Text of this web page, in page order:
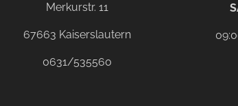
Merkurstr. 11
67663 Kaiserslautern
0631/535560